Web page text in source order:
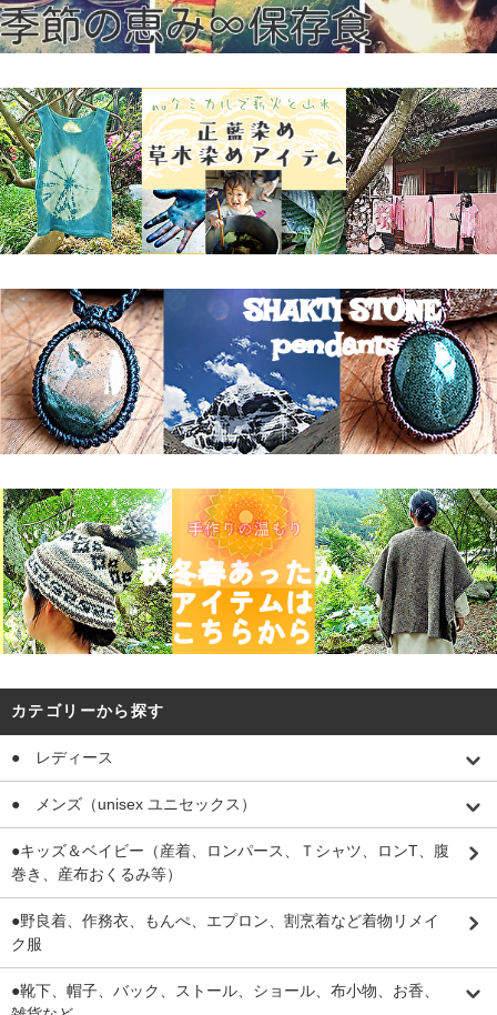
カテゴリーから探す
● レディース
● メンズ（unisex ユニセックス）
●キッズ＆ベイビー（産着、ロンパース、Ｔシャツ、ロンT、腹
巻き、産布おくるみ等）
●野良着、作務衣、もんぺ、エプロン、割烹着など着物リメイ
ク服
●靴下、帽子、バック、ストール、ショール、布小物、お香、